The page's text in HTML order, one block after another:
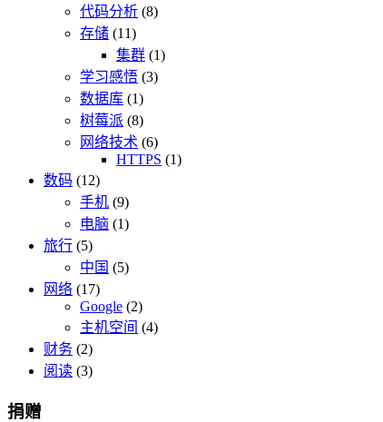
代码分析 (8)
存储 (11)
集群 (1)
学习感悟 (3)
数据库 (1)
树莓派 (8)
网络技术 (6)
HTTPS (1)
数码 (12)
手机 (9)
电脑 (1)
旅行 (5)
中国 (5)
网络 (17)
Google (2)
主机空间 (4)
财务 (2)
阅读 (3)
捐赠